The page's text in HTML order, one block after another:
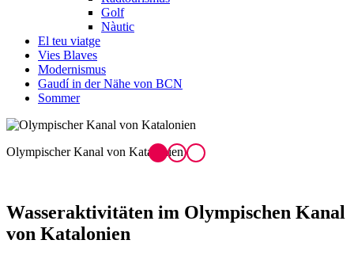
Golf
Nàutic
El teu viatge
Vies Blaves
Modernismus
Gaudí in der Nähe von BCN
Sommer
Olympischer Kanal von Katalonien
Wasseraktivitäten im Olympischen Kanal
von Katalonien